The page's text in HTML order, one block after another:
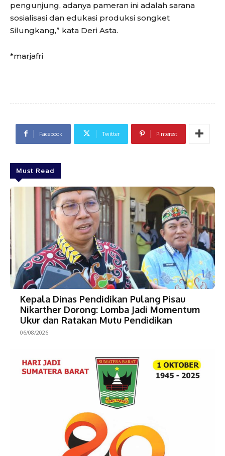
pengunjung, adanya pameran ini adalah sarana
sosialisasi dan edukasi produksi songket
Silungkang,” kata Deri Asta.
*marjafri
Facebook Twitter Pinterest
Must Read
Kepala Dinas Pendidikan Pulang Pisau
Nikarther Dorong: Lomba Jadi Momentum
Ukur dan Ratakan Mutu Pendidikan
06/08/2026